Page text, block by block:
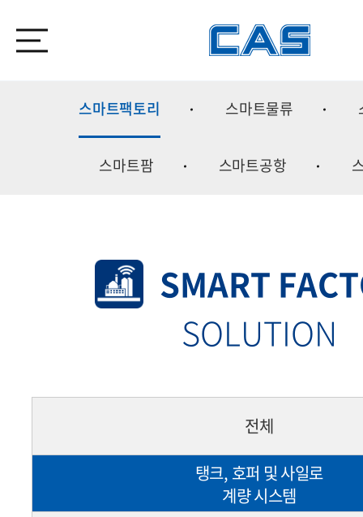
스마트팩토
스마트팩토리 스마트물류
스마트팜 스마트공항
SMART
SOLUTION
전체
탱크, 호퍼 및 사일로
계량 시스템